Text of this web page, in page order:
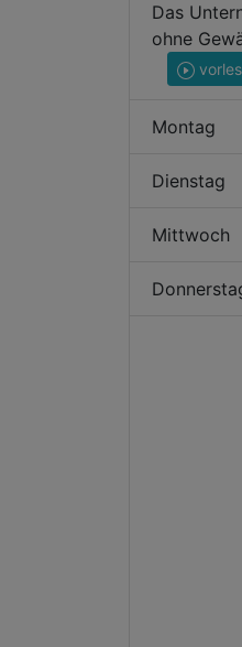
Das
ohne
Montag
Dienstag
Mittwoch